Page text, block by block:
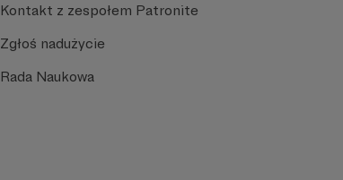
Kontakt z zespołem Patronite
Zgłoś nadużycie
Rada Naukowa